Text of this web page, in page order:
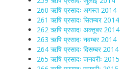
260 ऋषि प्रसादः अगस्त 2014
261 ऋषि प्रसादः सितम्बर 2014
262 ऋषि प्रसादः अक्तूबर 2014
263 ऋषि प्रसादः नवम्बर 2014
264 ऋषि प्रसादः दिसम्बर 2014
265 ऋषि प्रसादः जनवरीः 2015